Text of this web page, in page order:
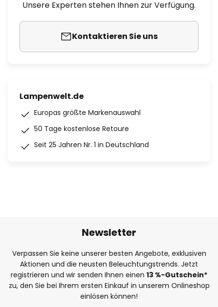
Unsere Experten stehen Ihnen zur Verfügung.
Kontaktieren Sie uns
Lampenwelt.de
Europas größte Markenauswahl
50 Tage kostenlose Retoure
Seit 25 Jahren Nr. 1 in Deutschland
Newsletter
Verpassen Sie keine unserer besten Angebote, exklusiven
Aktionen und die neusten Beleuchtungstrends. Jetzt
registrieren und wir senden Ihnen einen 13 %-Gutschein*
zu, den Sie bei Ihrem ersten Einkauf in unserem Onlineshop
einlösen können!